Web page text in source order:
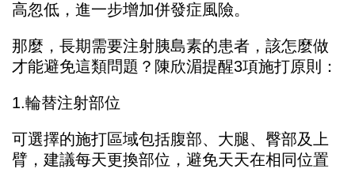
高忽低，進一步增加併發症風險。
那麼，長期需要注射胰島素的患者，該怎麼做
才能避免這類問題？陳欣湄提醒3項施打原則：
1.輪替注射部位
可選擇的施打區域包括腹部、大腿、臀部及上
臂，建議每天更換部位，避免天天在相同位置